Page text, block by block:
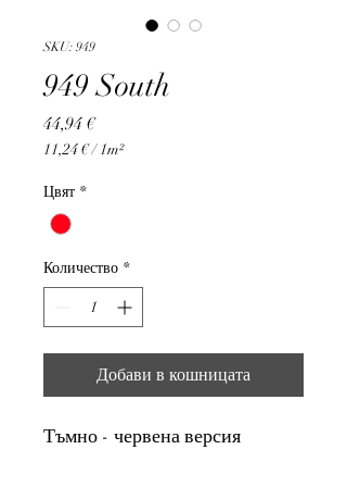
SKU: 949
949 South
44,94 €Цена
11,24 €/1m²
на
Квадратен
Цвят *
Количество *
Добави в кошницата
Тъмно - червена версия